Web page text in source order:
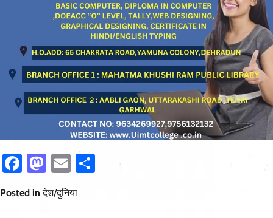
Facebook
Mastodon
EmailShare
Posted inदेश/दुनिया